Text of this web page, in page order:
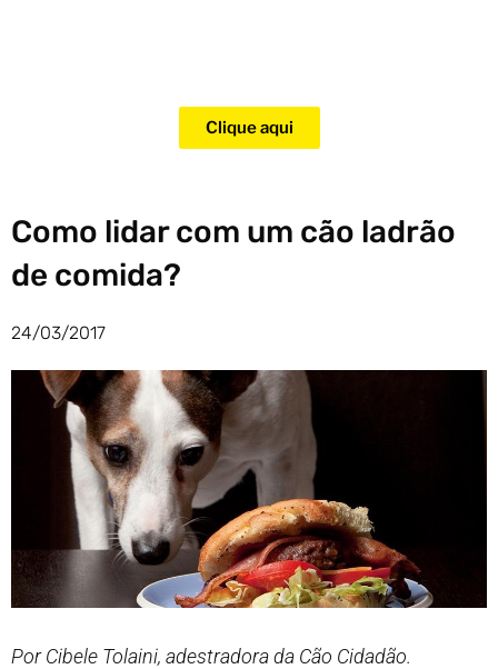
Clique aqui
Como lidar com um cão ladrão
de comida?
24/03/2017
Por Cibele Tolaini, adestradora da Cão Cidadão.